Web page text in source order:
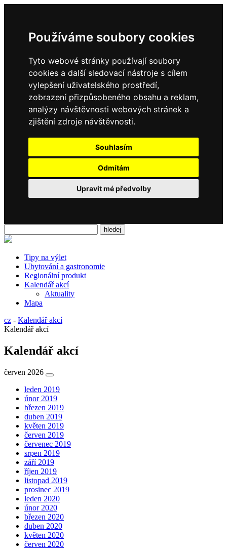
Používáme soubory cookies
Tyto webové stránky používají soubory
cookies a další sledovací nástroje s cílem
vylepšení uživatelského prostředí,
zobrazení přizpůsobeného obsahu a reklam,
analýzy návštěvnosti webových stránek a
zjištění zdroje návštěvnosti.
Souhlasím
Odmítám
Upravit mé předvolby
Tipy na výlet
Ubytování a gastronomie
Regionální produkt
Kalendář akcí
Aktuality
Mapa
cz - Kalendář akcí
Kalendář akcí
Kalendář akcí
červen 2026
leden 2019
únor 2019
březen 2019
duben 2019
květen 2019
červen 2019
červenec 2019
srpen 2019
září 2019
říjen 2019
listopad 2019
prosinec 2019
leden 2020
únor 2020
březen 2020
duben 2020
květen 2020
červen 2020